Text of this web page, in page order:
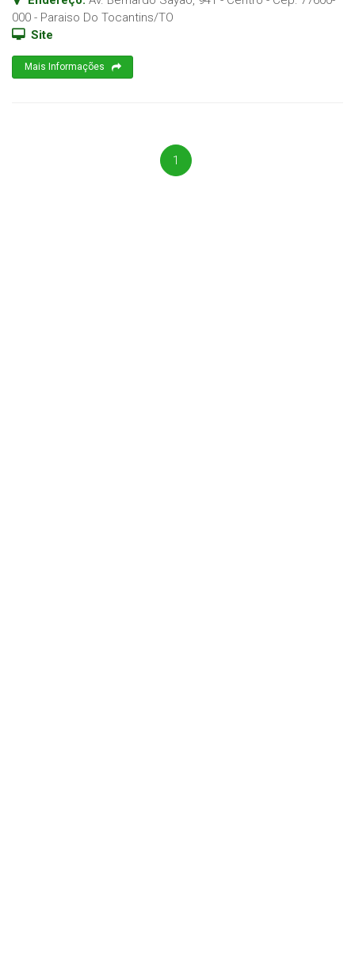
000 - Paraiso Do Tocantins/TO
Site
Mais Informações
1